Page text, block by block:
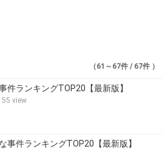
（61～67件 / 67件 ）
件ランキングTOP20【最新版】
view
事件ランキングTOP20【最新版】